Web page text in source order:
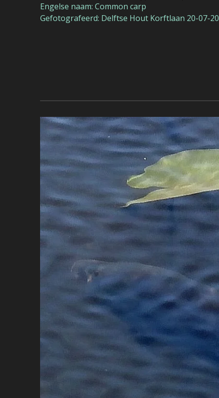
Engelse naam: Common carp
Gefotografeerd: Delftse Hout Korftlaan 20-07-